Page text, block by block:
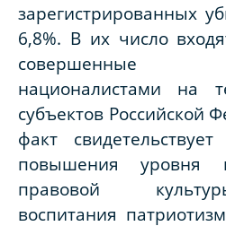
зарегистрированных
6,8%. В их число
совершенные
националистами на
субъектов Российской
факт
повышения уровня
правовой
воспитания